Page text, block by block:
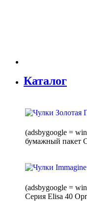
Каталог
(adsbygoogle =
бумажный пакет
(adsbygoogle =
Серия Elisa 40